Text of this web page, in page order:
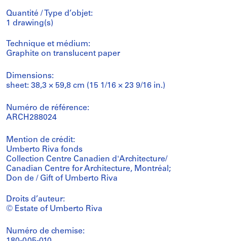
Quantité / Type d’objet:
1 drawing(s)
Technique et médium:
Graphite on translucent paper
Dimensions:
sheet: 38,3 × 59,8 cm (15 1/16 × 23 9/16 in.)
Numéro de référence:
ARCH288024
Mention de crédit:
Umberto Riva fonds
Collection Centre Canadien d'Architecture/
Canadian Centre for Architecture, Montréal;
Don de / Gift of Umberto Riva
Droits d’auteur:
© Estate of Umberto Riva
Numéro de chemise: